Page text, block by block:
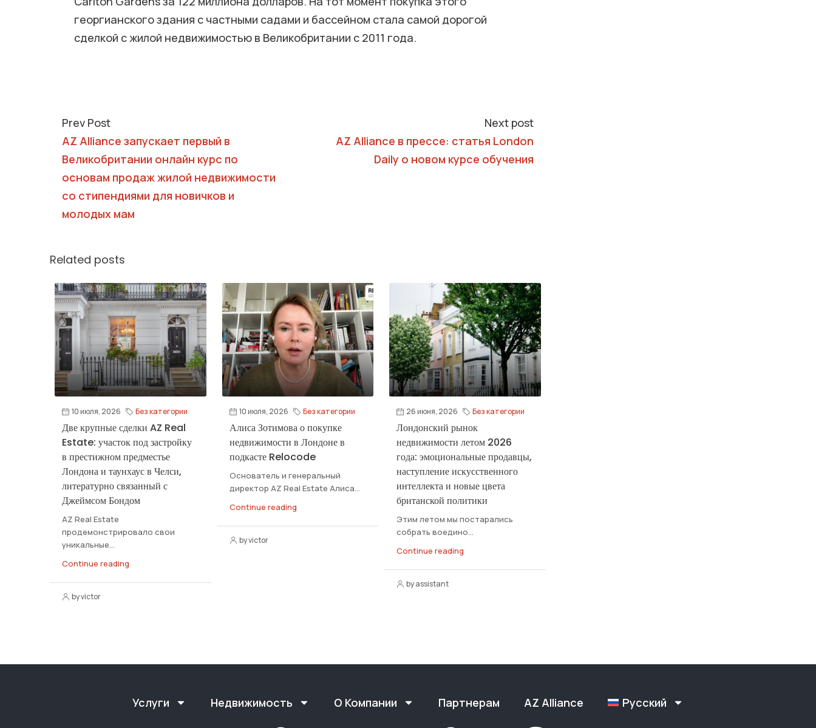
георгианского здания с частными садами и бассейном стала самой дорогой
сделкой с жилой недвижимостью в Великобритании с 2011 года.
Prev Post
AZ Alliance запускает первый в
Великобритании онлайн курс по
основам продаж жилой недвижимости
со стипендиями для новичков и
молодых мам
Next post
AZ Alliance в прессе: статья London
Daily о новом курсе обучения
Related posts
10 июля, 2026 Без категории
Две крупные сделки AZ Real
Estate: участок под застройку
в престижном предместье
Лондона и таунхаус в Челси,
литературно связанный с
Джеймсом Бондом
AZ Real Estate
продемонстрировало свои
уникальные...
Continue reading
by victor
10 июля, 2026 Без категории
Алиса Зотимова о покупке
недвижимости в Лондоне в
подкасте Relocode
Основатель и генеральный
директор АZ Real Estate Алиса...
Continue reading
by victor
26 июня, 2026 Без категории
Лондонский рынок
недвижимости летом 2026
года: эмоциональные продавцы,
наступление искусственного
интеллекта и новые цвета
британской политики
Этим летом мы постарались
собрать воедино...
Continue reading
by assistant
Услуги Недвижимость О Компании Партнерам AZ Alliance Русский